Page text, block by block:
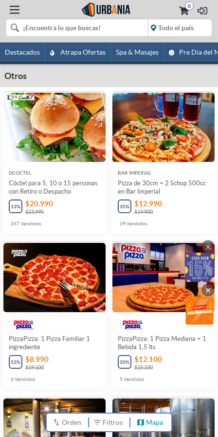
0
Destacados Atrapa Ofertas Spa & Masajes Pre Día del
Otros
DCOCTEL
Cóctel para 5, 10 o 15 personas
con Retiro o Despacho
13% $20.990
$23.990
247Vendidos
BAR IMPERIAL
Pizza de 30cm + 2 Schop 500cc
en Bar Imperial
35% $12.990
$19.900
39Vendidos
PizzaPizza: 1 Pizza Familiar 1
ingrediente
53% $8.990
$19.100
6Vendidos
PizzaPizza: 1 Pizza Mediana + 1
Bebida 1,5 lts
20% $12.100
$15.100
5 Vendidos
Orden Filtros Mapa
×
×